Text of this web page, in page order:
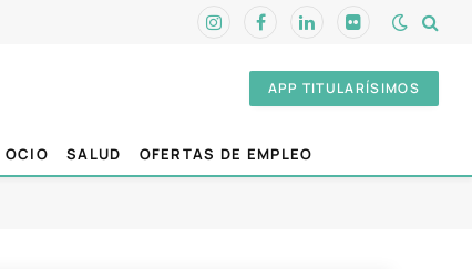
InstagramFacebookLinkedInFlickr
APP TITULARÍSIMOS
OCIO SALUD OFERTAS DE EMPLEO